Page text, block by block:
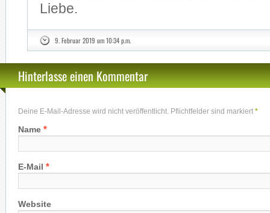
Lie­be.
9. Februar 2019 um 10:34 p.m.
Hinterlasse einen Kommentar
Deine E-Mail-Adresse wird nicht veröffentlicht. Pflichtfelder sind markiert *
Name *
E-Mail *
Website